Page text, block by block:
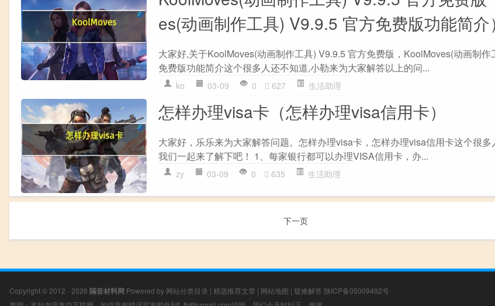
es(动画制作工具) V9.9.5 官方免费版功能简介）
大家好,关于KoolMoves(动画制作工具) V9.9.5 官方免费版，KoolMoves(动画制作
免费版功能简介这个很多人还不知道,小勒来为大家解答以上的问...
ko 03-09 0 627 生活助理
怎样办理visa卡（怎样办理visa信用卡）
大家好，乐乐来为大家解答问题。怎样办理visa卡，怎样办理visa信用卡这个很多
我们一起来了解下吧！ 1、每家银行都可以办理VISA信用卡，办...
zy 03-09 0 635 生活助理
下一页
Copyright © 2012 - 2026 隔音材料网 Powered by 网站分类目录 | 精选推荐文章 | 网站地图 | 疑难解答 陕ICP备05009492号